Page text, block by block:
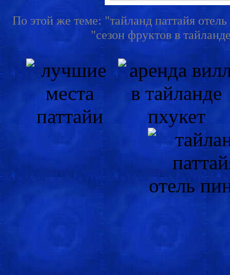
По этой же теме: "тайланд паттайя
"сезон фруктов в